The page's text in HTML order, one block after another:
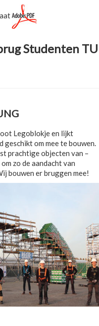
Studenten TU
Legoblokje en lijkt
om mee te bouwen.
prachtige objecten van –
zo de aandacht van
bouwen er bruggen mee!